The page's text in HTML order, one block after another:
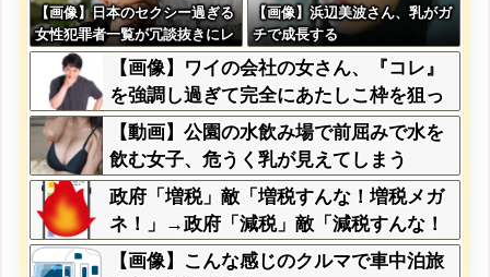
【画像】日本のセクシー過ぎる
女性犯罪者一覧が冗談抜きにレ
ベル高過ぎる件w w w w w w
w w w
【画像】浜辺美波さん、乳がガ
チで成長する
【画像】ワイの会社の女さん、『コレ』
を強調し過ぎて完全にあたしこ枠を狙っ
てるんだがw w w w w w w w w w w w
【動画】公園の水飲み場で前屈みで水を
飲む女子、危うく乳が見えてしまう
政府「増税」敵「増税すんな！増税メガ
ネ！」→政府「減税」敵「減税すんな！
社会保障どうなる！」
【画像】こんな感じのクルマで車中泊旅